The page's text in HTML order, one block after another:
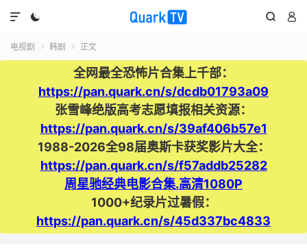
  

电视剧  韩剧  正文
全网最全恐怖片合集上千部：
https://pan.quark.cn/s/dcdb01793a09
张雪峰绝版高考志愿填报相关资源：
https://pan.quark.cn/s/39af406b57e1
1988-2026全98届奥斯卡获奖影片大全：
https://pan.quark.cn/s/f57addb25282
周星驰经典电影合集.高清1080P
1000+纪录片过暑假：
https://pan.quark.cn/s/45d337bc4833